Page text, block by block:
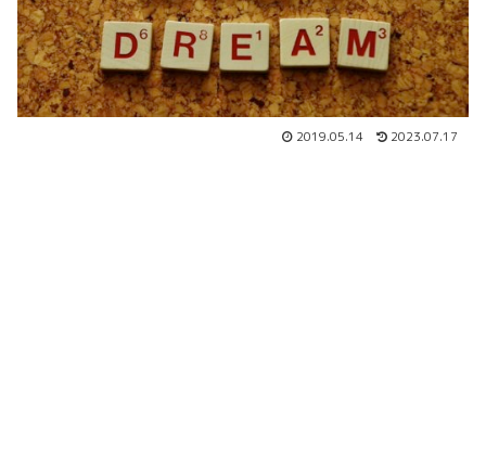
2019.05.14 2023.07.17